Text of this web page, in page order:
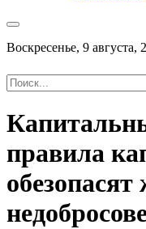
Воскресенье, 9 августа,
правила